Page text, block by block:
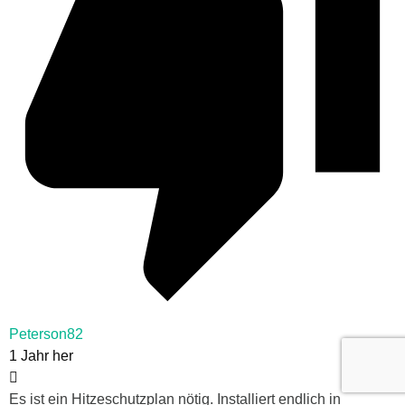
Peterson82
1 Jahr her
Es ist ein Hitzeschutzplan nötig. Installiert endlich in